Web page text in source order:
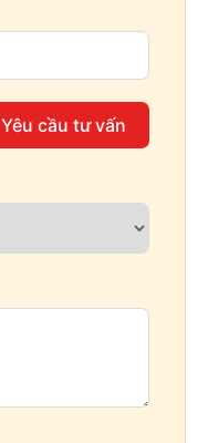
Yêu cầu tư vấn